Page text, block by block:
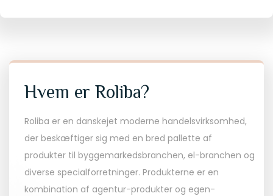
Hvem er Roliba?
Roliba er en danskejet moderne handelsvirksomhed,
der beskæftiger sig med en bred pallette af
produkter til byggemarkedsbranchen, el-branchen og
diverse specialforretninger. Produkterne er en
kombination af agentur-produkter og egen-